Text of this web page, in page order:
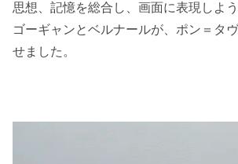
思想、記憶を総合し、画面に表現しよ
ゴーギャンとベルナールが、ポン＝タ
せました。